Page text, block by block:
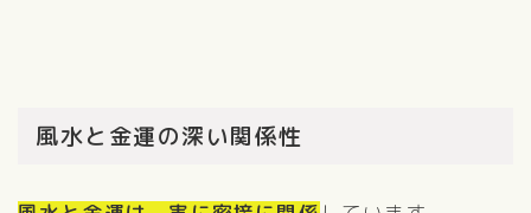
風水と金運の深い関係性